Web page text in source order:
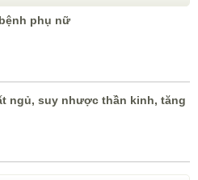
phụ nữ
ngủ, suy nhược thần kinh, tăng